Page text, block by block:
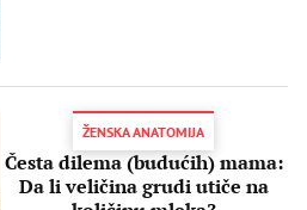
ŽENSKA ANATOMIJA
Česta dilema (budućih) mama:
Da li veličina grudi utiče na